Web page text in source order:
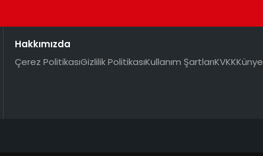
Hakkımızda
Çerez PolitikasıGizlilik PolitikasıKullanım ŞartlarıKVKKKünye